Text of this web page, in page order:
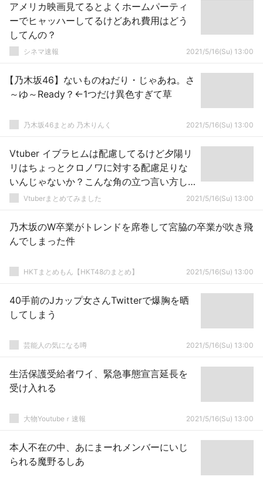
アメリカ映画見てるとよくホームパーティ
ーでヒャッハーしてるけどあれ費用はどう
してんの？
シネマ速報 2021/5/16(Su) 13:00
【乃木坂46】ないものねだり・じゃあね。さ
～ゆ～Ready？←1つだけ異色すぎて草
乃木坂46まとめ 乃木りんく 2021/5/16(Su) 13:00
Vtuber イブラヒムは配慮してるけど夕陽リ
リはちょっとクロノワに対する配慮足りな
いんじゃないか？こんな角の立つ言い方し
てよぉVtuberまとめてみました 2021/5/16(Su) 13:00
乃木坂のW卒業がトレンドを席巻して宮脇の卒業が吹き飛
んでしまった件
HKTまとめもん【HKT48のまとめ】 2021/5/16(Su) 13:00
40手前のJカップ女さんTwitterで爆胸を晒
してしまう
芸能人の気になる噂 2021/5/16(Su) 13:00
生活保護受給者ワイ、緊急事態宣言延長を
受け入れる
大物Youtubeｒ速報 2021/5/16(Su) 13:00
本人不在の中、あにまーれメンバーにいじ
られる魔野るしあ